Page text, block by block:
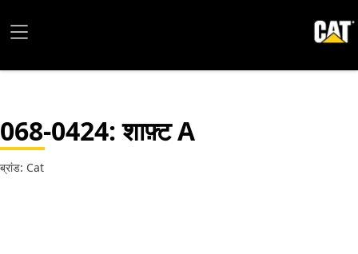
068-0424: शाफ़्ट A
ब्रांड: Cat